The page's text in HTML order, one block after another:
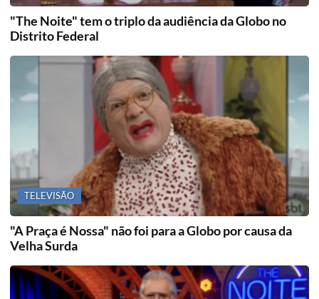
"The Noite" tem o triplo da audiência da Globo no
Distrito Federal
TELEVISÃO
"A Praça é Nossa" não foi para a Globo por causa da
Velha Surda